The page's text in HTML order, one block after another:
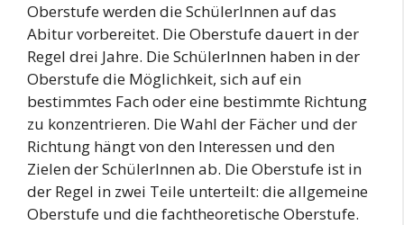
Oberstufe werden die SchülerInnen auf das
Abitur vorbereitet. Die Oberstufe dauert in der
Regel drei Jahre. Die SchülerInnen haben in der
Oberstufe die Möglichkeit, sich auf ein
bestimmtes Fach oder eine bestimmte Richtung
zu konzentrieren. Die Wahl der Fächer und der
Richtung hängt von den Interessen und den
Zielen der SchülerInnen ab. Die Oberstufe ist in
der Regel in zwei Teile unterteilt: die allgemeine
Oberstufe und die fachtheoretische Oberstufe.